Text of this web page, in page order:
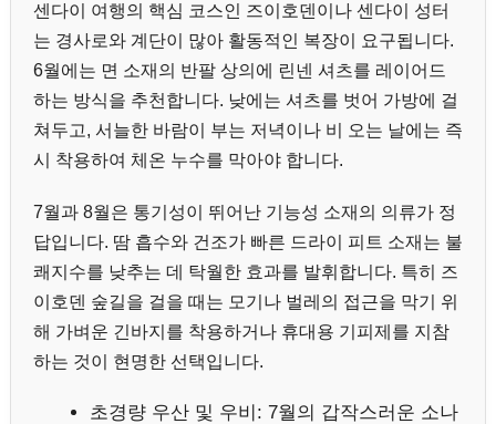
센다이 여행의 핵심 코스인 즈이호덴이나 센다이 성터
는 경사로와 계단이 많아 활동적인 복장이 요구됩니다.
6월에는 면 소재의 반팔 상의에 린넨 셔츠를 레이어드
하는 방식을 추천합니다. 낮에는 셔츠를 벗어 가방에 걸
쳐두고, 서늘한 바람이 부는 저녁이나 비 오는 날에는 즉
시 착용하여 체온 누수를 막아야 합니다.
7월과 8월은 통기성이 뛰어난 기능성 소재의 의류가 정
답입니다. 땀 흡수와 건조가 빠른 드라이 피트 소재는 불
쾌지수를 낮추는 데 탁월한 효과를 발휘합니다. 특히 즈
이호덴 숲길을 걸을 때는 모기나 벌레의 접근을 막기 위
해 가벼운 긴바지를 착용하거나 휴대용 기피제를 지참
하는 것이 현명한 선택입니다.
초경량 우산 및 우비: 7월의 갑작스러운 소나